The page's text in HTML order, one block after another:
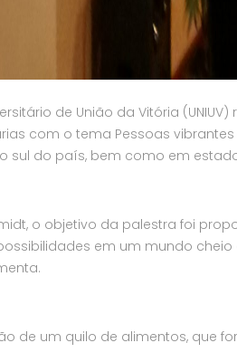
de União da Vitória (UNIUV)
com o tema Pessoas
sul do país, bem como em
o objetivo da palestra foi
em um mundo cheio
de um quilo de alimentos, que